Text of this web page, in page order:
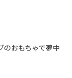
のおもちゃで夢中